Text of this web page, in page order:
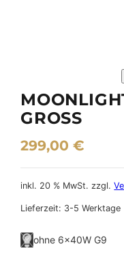
GROSS
299,00€
inkl. 20 % MwSt. zzgl.
Lieferzeit: 3-5 Werktage
ohne 6×40W G9